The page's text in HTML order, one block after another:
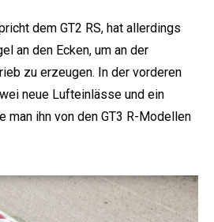
dem GT2 RS, hat allerdings
an den Ecken, um an der
zu erzeugen. In der vorderen
neue Lufteinlässe und ein
man ihn von den GT3 R-Modellen